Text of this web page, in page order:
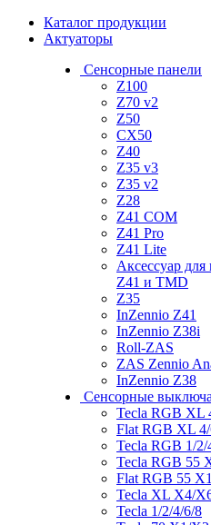
Каталог продукции
Актуаторы
Сенсорные панели
Z100
Z70 v2
Z50
CX50
Z40
Z35 v3
Z35 v2
Z28
Z41 COM
Z41 Pro
Z41 Lite
Аксессуар
Z41 и TMD
Z35
InZennio Z41
InZennio Z38i
Roll-ZAS
ZAS Zennio
InZennio Z38
Сенсорные
Tecla RGB XL
Flat RGB XL
Tecla RGB 1/2/
Tecla RGB 55
Flat RGB 55
Tecla XL X4/
Tecla 1/2/4/6/8